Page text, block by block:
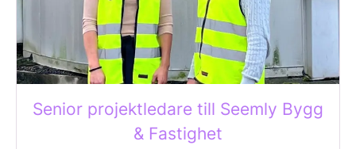
Senior projektledare till Seemly Bygg
& Fastighet